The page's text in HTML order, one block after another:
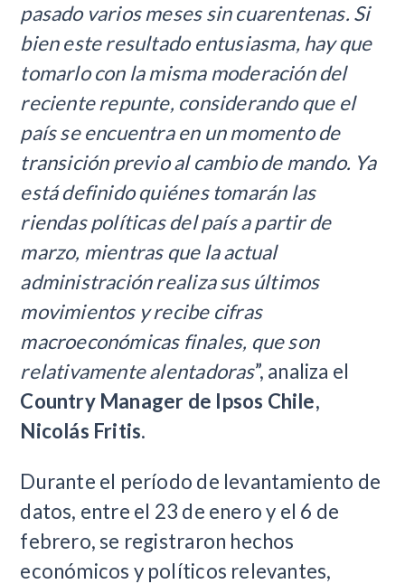
pasado varios meses sin cuarentenas. Si
bien este resultado entusiasma, hay que
tomarlo con la misma moderación del
reciente repunte, considerando que el
país se encuentra en un momento de
transición previo al cambio de mando. Ya
está definido quiénes tomarán las
riendas políticas del país a partir de
marzo, mientras que la actual
administración realiza sus últimos
movimientos y recibe cifras
macroeconómicas finales, que son
relativamente alentadoras”, analiza el
Country Manager de Ipsos Chile,
Nicolás Fritis.
Durante el período de levantamiento de
datos, entre el 23 de enero y el 6 de
febrero, se registraron hechos
económicos y políticos relevantes,